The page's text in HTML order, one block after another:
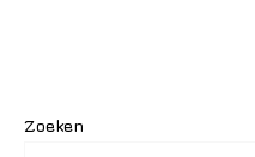
Zoeken